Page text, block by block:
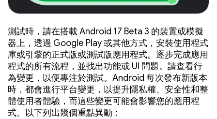
測試時，請在搭載 Android 17 Beta 3 的裝置或模擬
器上，透過 Google Play 或其他方式，安裝使用程式
庫或引擎的正式版或測試版應用程式。逐步完成應用
程式的所有流程，並找出功能或 UI 問題。請查看行
為變更，以便專注於測試。Android 每次發布新版本
時，都會進行平台變更，以提升隱私權、安全性和整
體使用者體驗，而這些變更可能會影響您的應用程
式。以下列出幾個重點異動：